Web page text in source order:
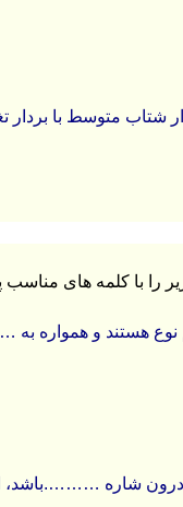
شتاب متوسط با
نوع هستند و
شاره ……….باشد،